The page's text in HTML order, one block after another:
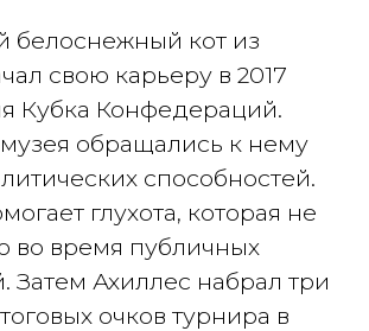
белоснежный кот из
свою карьеру в 2017
Кубка Конфедераций.
обращались к нему
способностей.
глухота, которая не
во время публичных
Затем Ахиллес набрал три
очков турнира в